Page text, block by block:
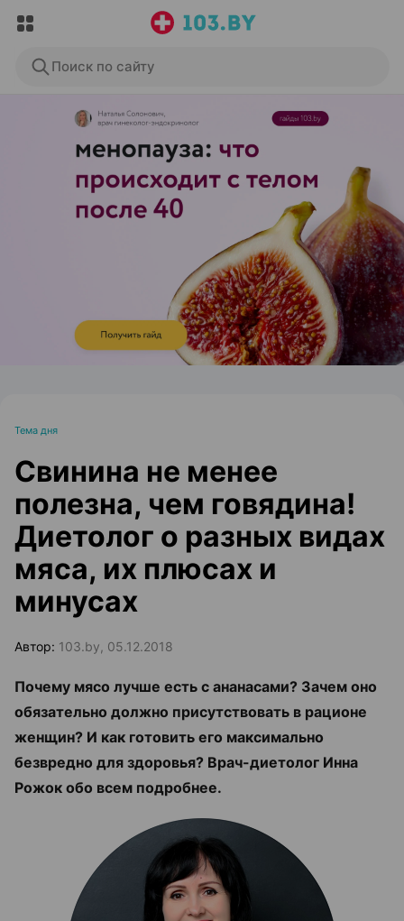
Поиск по сайту
ЭФФЕКТИВНАЯ РЕКЛАМА НА САЙТЕ
Тема дня
Свинина не менее
полезна, чем говядина!
Диетолог о разных видах
мяса, их плюсах и
минусах
Автор: 103.by, 05.12.2018
Почему мясо лучше есть с ананасами? Зачем оно
обязательно должно присутствовать в рационе
женщин? И как готовить его максимально
безвредно для здоровья? Врач-диетолог Инна
Рожок обо всем подробнее.